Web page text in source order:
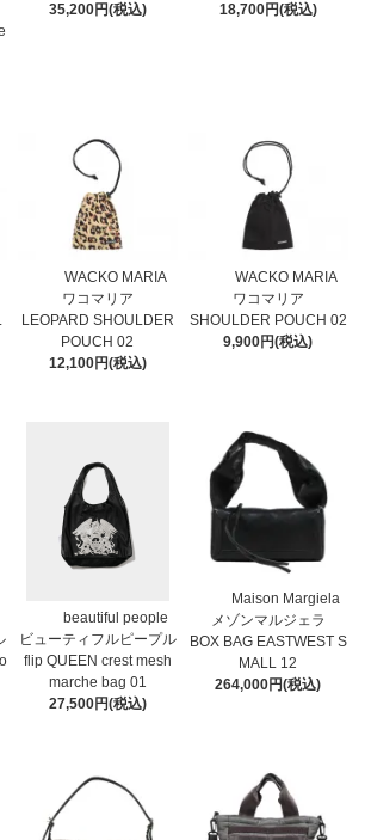
35,200円(税込)
18,700円(税込)
WACKO MARIA
ワコマリア
LEOPARD SHOULDER
POUCH 02
12,100円(税込)
WACKO MARIA
ワコマリア
SHOULDER POUCH 02
9,900円(税込)
beautiful people
ビューティフルピープル
flip QUEEN crest mesh
marche bag 01
27,500円(税込)
Maison Margiela
メゾンマルジェラ
BOX BAG EASTWEST S
MALL 12
264,000円(税込)